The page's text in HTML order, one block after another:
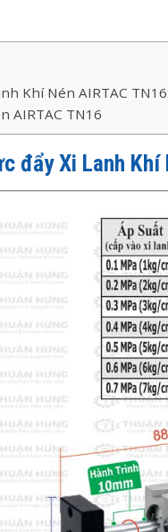
Khí Nén AIRTAC
AIRTAC TN16
Xi Lanh Khí